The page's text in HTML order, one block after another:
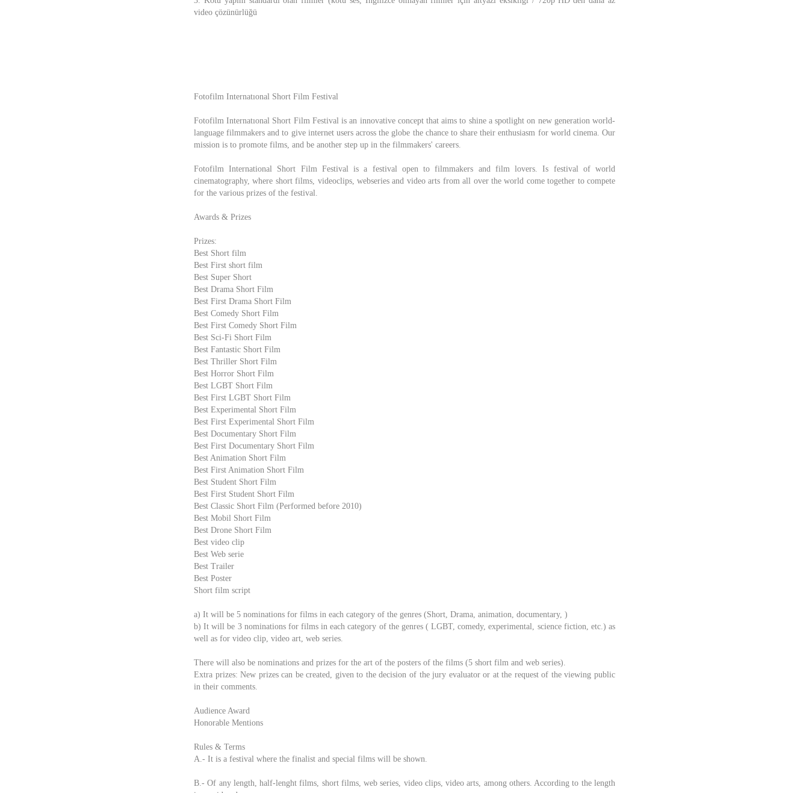
video çözünürlüğü
Fotofilm Internatıonal Short Film Festival
Fotofilm Internatıonal Short Film Festival is an innovative concept that aims to shine a spotlight on new generation world-
language filmmakers and to give internet users across the globe the chance to share their enthusiasm for world cinema. Our
mission is to promote films, and be another step up in the filmmakers' careers.
Fotofilm International Short Film Festival is a festival open to filmmakers and film lovers. Is festival of world
cinematography, where short films, videoclips, webseries and video arts from all over the world come together to compete
for the various prizes of the festival.
Awards & Prizes
Prizes:
Best Short film
Best First short film
Best Super Short
Best Drama Short Film
Best First Drama Short Film
Best Comedy Short Film
Best First Comedy Short Film
Best Sci-Fi Short Film
Best Fantastic Short Film
Best Thriller Short Film
Best Horror Short Film
Best LGBT Short Film
Best First LGBT Short Film
Best Experimental Short Film
Best First Experimental Short Film
Best Documentary Short Film
Best First Documentary Short Film
Best Animation Short Film
Best First Animation Short Film
Best Student Short Film
Best First Student Short Film
Best Classic Short Film (Performed before 2010)
Best Mobil Short Film
Best Drone Short Film
Best video clip
Best Web serie
Best Trailer
Best Poster
Short film script
a) It will be 5 nominations for films in each category of the genres (Short, Drama, animation, documentary, )
b) It will be 3 nominations for films in each category of the genres ( LGBT, comedy, experimental, science fiction, etc.) as
well as for video clip, video art, web series.
There will also be nominations and prizes for the art of the posters of the films (5 short film and web series).
Extra prizes: New prizes can be created, given to the decision of the jury evaluator or at the request of the viewing public
in their comments.
Audience Award
Honorable Mentions
Rules & Terms
A.- It is a festival where the finalist and special films will be shown.
B.- Of any length, half-lenght films, short films, web series, video clips, video arts, among others. According to the length